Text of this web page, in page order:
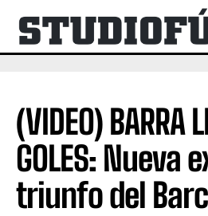
(VIDEO) BARRA
GOLES: Nueva
triunfo del